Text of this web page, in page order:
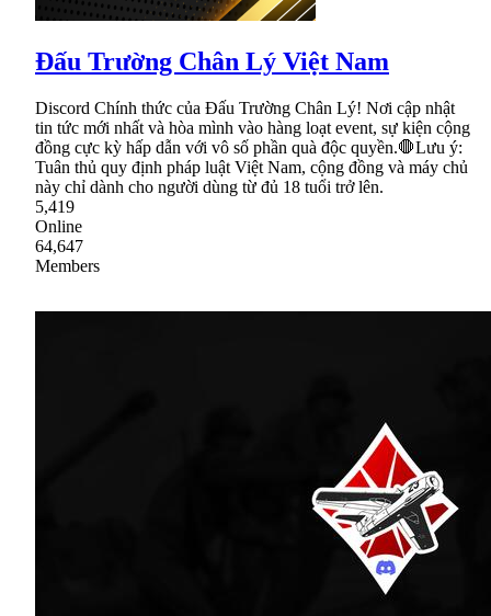
Đấu Trường Chân Lý Việt Nam
Discord Chính thức của Đấu Trường Chân Lý! Nơi cập nhật
tin tức mới nhất và hòa mình vào hàng loạt event, sự kiện cộng
đồng cực kỳ hấp dẫn với vô số phần quà độc quyền.🛑Lưu ý:
Tuân thủ quy định pháp luật Việt Nam, cộng đồng và máy chủ
này chỉ dành cho người dùng từ đủ 18 tuổi trở lên.
5,419
Online
64,647
Members